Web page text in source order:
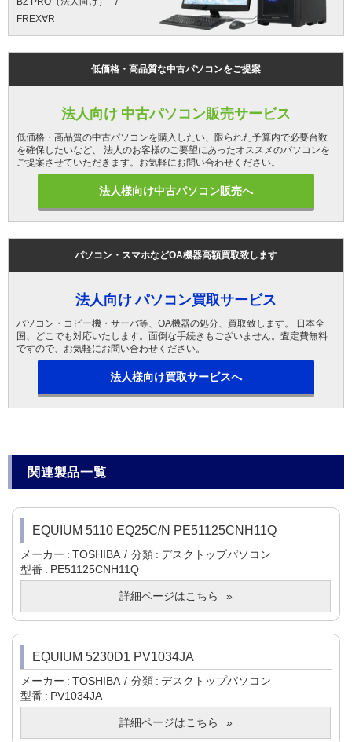
FREX∀R
低価格・高品質な中古パソコンをご提案
法人向け 中古パソコン販売サービス
低価格・高品質の中古パソコンを購入したい、限られた予算内で必要台数
を確保したいなど、 法人のお客様のご要望にあったオススメのパソコンを
ご提案させていただきます。お気軽にお問い合わせください。
法人様向け中古パソコン販売へ
パソコン・スマホなどOA機器高額買取致します
法人向け パソコン買取サービス
パソコン・コピー機・サーバ等、OA機器の処分、買取致します。 日本全
国、どこでも対応いたします。面倒な手続きもございません。査定費無料
ですので、お気軽にお問い合わせください。
法人様向け買取サービスへ
関連製品一覧
EQUIUM 5110 EQ25C/N PE51125CNH11Q
メーカー TOSHIBA 分類
デスクトップパソコン
型番
PE51125CNH11Q
詳細ページはこちら
EQUIUM 5230D1 PV1034JA
メーカー TOSHIBA 分類
デスクトップパソコン
型番
PV1034JA
詳細ページはこちら